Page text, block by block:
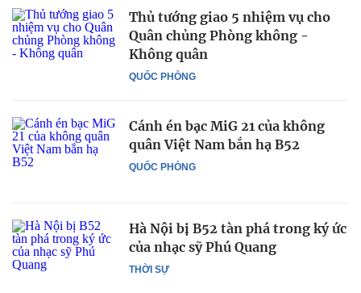
QUỐC PHÒNG
Thủ tướng giao 5 nhiệm vụ cho
Quân chủng Phòng không -
Không quân
QUỐC PHÒNG
Cánh én bạc MiG 21 của không
quân Việt Nam bắn hạ B52
THỜI SỰ
Hà Nội bị B52 tàn phá trong ký ức
của nhạc sỹ Phú Quang